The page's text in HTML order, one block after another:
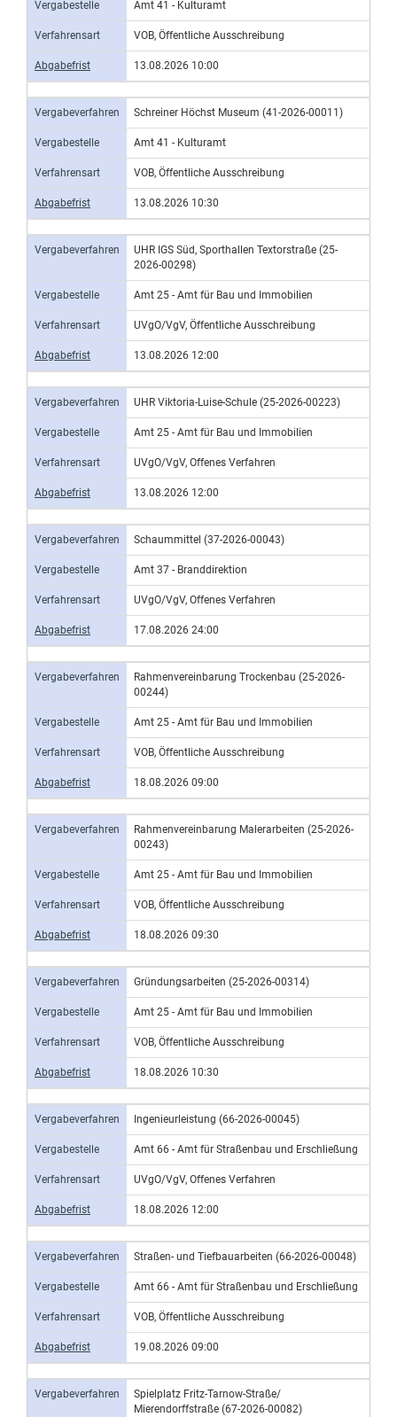
Vergabestelle Amt 41 - Kulturamt
Verfahrensart VOB, Öffentliche Ausschreibung
Abgabefrist 13.08.2026 10:00
Vergabeverfahren Schreiner Höchst Museum (41-2026-00011)
Vergabestelle Amt 41 - Kulturamt
Verfahrensart VOB, Öffentliche Ausschreibung
Abgabefrist 13.08.2026 10:30
Vergabeverfahren
UHR IGS Süd, Sporthallen Textorstraße (25-
2026-00298)
Vergabestelle Amt 25 - Amt für Bau und Immobilien
Verfahrensart UVgO/VgV, Öffentliche Ausschreibung
Abgabefrist 13.08.2026 12:00
Vergabeverfahren UHR Viktoria-Luise-Schule (25-2026-00223)
Vergabestelle Amt 25 - Amt für Bau und Immobilien
Verfahrensart UVgO/VgV, Offenes Verfahren
Abgabefrist 13.08.2026 12:00
Vergabeverfahren Schaummittel (37-2026-00043)
Vergabestelle Amt 37 - Branddirektion
Verfahrensart UVgO/VgV, Offenes Verfahren
Abgabefrist 17.08.2026 24:00
Vergabeverfahren
Rahmenvereinbarung Trockenbau (25-2026-
00244)
Vergabestelle Amt 25 - Amt für Bau und Immobilien
Verfahrensart VOB, Öffentliche Ausschreibung
Abgabefrist 18.08.2026 09:00
Vergabeverfahren
Rahmenvereinbarung Malerarbeiten (25-2026-
00243)
Vergabestelle Amt 25 - Amt für Bau und Immobilien
Verfahrensart VOB, Öffentliche Ausschreibung
Abgabefrist 18.08.2026 09:30
Vergabeverfahren Gründungsarbeiten (25-2026-00314)
Vergabestelle Amt 25 - Amt für Bau und Immobilien
Verfahrensart VOB, Öffentliche Ausschreibung
Abgabefrist 18.08.2026 10:30
Vergabeverfahren Ingenieurleistung (66-2026-00045)
Vergabestelle Amt 66 - Amt für Straßenbau und Erschließung
Verfahrensart UVgO/VgV, Offenes Verfahren
Abgabefrist 18.08.2026 12:00
Vergabeverfahren Straßen- und Tiefbauarbeiten (66-2026-00048)
Vergabestelle Amt 66 - Amt für Straßenbau und Erschließung
Verfahrensart VOB, Öffentliche Ausschreibung
Abgabefrist 19.08.2026 09:00
Vergabeverfahren
Spielplatz Fritz-Tarnow-Straße/
Mierendorffstraße (67-2026-00082)